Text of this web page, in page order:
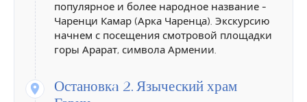
популярное и более народное название -
Чаренци Камар (Арка Чаренца). Экскурсию
начнем с посещения смотровой площадки
горы Арарат, символа Армении.
Остановкa 2. Языческий храм